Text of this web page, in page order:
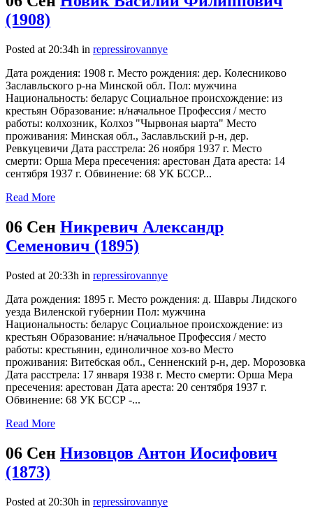
(1908)
Posted at 20:34h in repressirovannye
Дата рождения: 1908 г. Место рождения: дер. Колесниково
Заславльского р-на Минской обл. Пол: мужчина
Национальность: беларус Социальное происхождение: из
крестьян Образование: н/начальное Профессия / место
работы: колхозник, Колхоз "Чырвоная ыарта" Место
проживания: Минская обл., Заславльский р-н, дер.
Ревкуцевичи Дата расстрела: 26 ноября 1937 г. Место
смерти: Орша Мера пресечения: арестован Дата ареста: 14
сентября 1937 г. Обвинение: 68 УК БССР...
Read More
06 Сен Никревич Александр
Семенович (1895)
Posted at 20:33h in repressirovannye
Дата рождения: 1895 г. Место рождения: д. Шавры Лидского
уезда Виленской губернии Пол: мужчина
Национальность: беларус Социальное происхождение: из
крестьян Образование: н/начальное Профессия / место
работы: крестьянин, единоличное хоз-во Место
проживания: Витебская обл., Сенненский р-н, дер. Морозовка
Дата расстрела: 17 января 1938 г. Место смерти: Орша Мера
пресечения: арестован Дата ареста: 20 сентября 1937 г.
Обвинение: 68 УК БССР -...
Read More
06 Сен Низовцов Антон Иосифович
(1873)
Posted at 20:30h in repressirovannye